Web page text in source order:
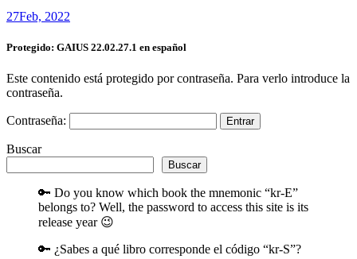
27Feb, 2022
Protegido: GAIUS 22.02.27.1 en español
Este contenido está protegido por contraseña. Para verlo introduce la
contraseña.
Contraseña:
Buscar
Buscar
🔑 Do you know which book the mnemonic “kr-E”
belongs to? Well, the password to access this site is its
release year 😉
🔑 ¿Sabes a qué libro corresponde el código “kr-S”?